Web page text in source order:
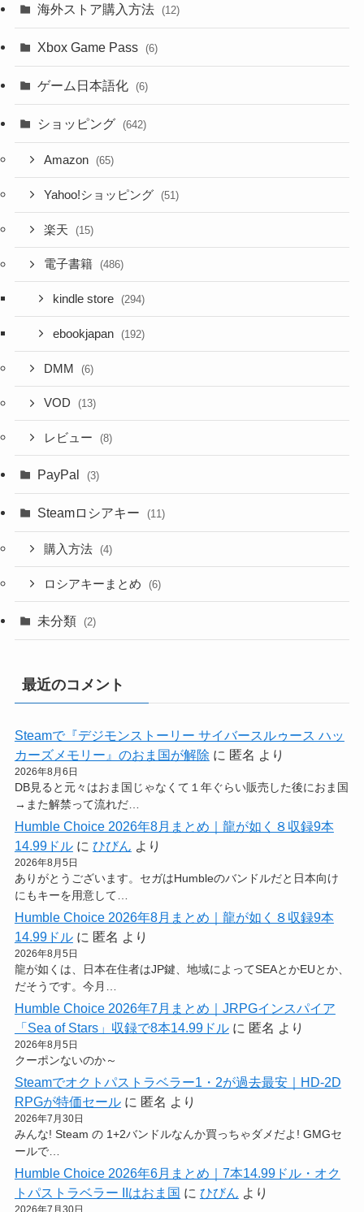
海外ストア購入方法 (12)
Xbox Game Pass (6)
ゲーム日本語化 (6)
ショッピング (642)
Amazon (65)
Yahoo!ショッピング (51)
楽天 (15)
電子書籍 (486)
kindle store (294)
ebookjapan (192)
DMM (6)
VOD (13)
レビュー (8)
PayPal (3)
Steamロシアキー (11)
購入方法 (4)
ロシアキーまとめ (6)
未分類 (2)
最近のコメント
Steamで『デジモンストーリー サイバースルゥース ハッ
カーズメモリー』のおま国が解除 に 匿名 より
2026年8月6日
DB見ると元々はおま国じゃなくて１年ぐらい販売した後におま国
→また解禁って流れだ…
Humble Choice 2026年8月まとめ｜龍が如く８収録9本
14.99ドルに ひびん より
2026年8月5日
ありがとうございます。セガはHumbleのバンドルだと日本向け
にもキーを用意して…
Humble Choice 2026年8月まとめ｜龍が如く８収録9本
14.99ドルに 匿名 より
2026年8月5日
龍が如くは、日本在住者はJP鍵、地域によってSEAとかEUとか、
だそうです。今月…
Humble Choice 2026年7月まとめ｜JRPGインスパイア
「Sea of Stars」収録で8本14.99ドルに 匿名 より
2026年8月5日
クーポンないのか～
Steamでオクトパストラベラー1・2が過去最安｜HD-2D
RPGが特価セールに 匿名 より
2026年7月30日
みんな! Steam の 1+2バンドルなんか買っちゃダメだよ! GMGセ
ールで…
Humble Choice 2026年6月まとめ｜7本14.99ドル・オク
トパストラベラー IIはおま国 に ひびん より